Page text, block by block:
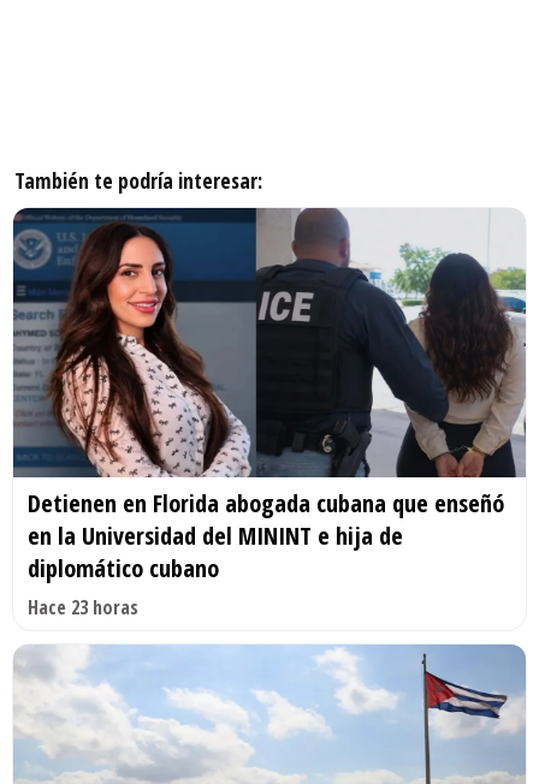
También te podría interesar:
Detienen en Florida abogada cubana que enseñó
en la Universidad del MININT e hija de
diplomático cubano
Hace 23 horas